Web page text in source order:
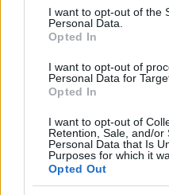
consent section.
I want to opt-out of the
Personal Data.
Opted In
I want to opt-out of
Personal Data for
Opted In
I want to opt-out of
Retention, Sale, and/or
Personal Data that Is
Purposes for which it
Opted Out
Magyar-e a
Nyelvszemlélet VI.
TINTA Könyvkiadó•2024. március